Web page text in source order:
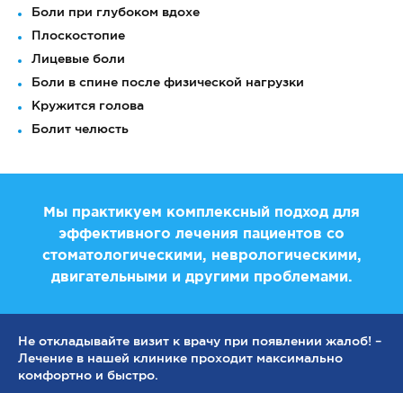
Боли при глубоком вдохе
Плоскостопие
Лицевые боли
Боли в спине после физической нагрузки
Кружится голова
Болит челюсть
Мы практикуем комплексный подход для
эффективного лечения пациентов со
стоматологическими, неврологическими,
двигательными и другими проблемами.
Не откладывайте визит к врачу при появлении жалоб! –
Лечение в нашей клинике проходит максимально
комфортно и быстро.